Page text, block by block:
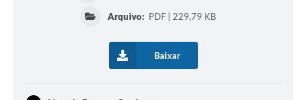
Arquivo: PDF | 229,79 KB
Baixar